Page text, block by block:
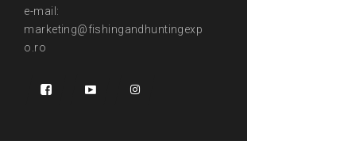
e-mail:
marketing@fishingandhuntingexp
o.ro